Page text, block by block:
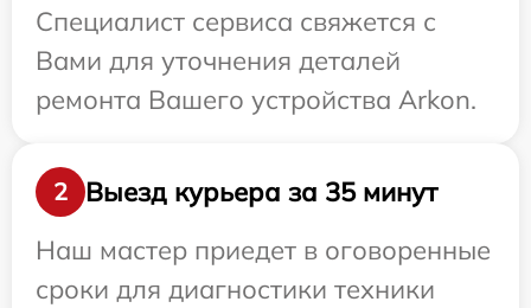
Специалист сервиса свяжется с
Вами для уточнения деталей
ремонта Вашего устройства Arkon.
2
Выезд курьера за 35 минут
Наш мастер приедет в оговоренные
сроки для диагностики техники